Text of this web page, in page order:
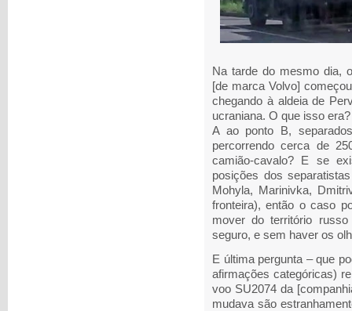
Na tarde do mesmo dia,
[de marca Volvo]
chegando à aldeia de
ucraniana. O que isso
A ao ponto B,
percorrendo cerca de
camião-cavalo? E se
posições dos
Mohyla, Marinivka,
fronteira), então o caso
mover do território
seguro, e sem haver os
E última pergunta – que
afirmações categóricas)
voo SU2074 da
mudava são